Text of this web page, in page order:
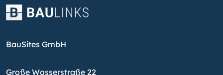
BauSites GmbH
Große Wasserstraße 22